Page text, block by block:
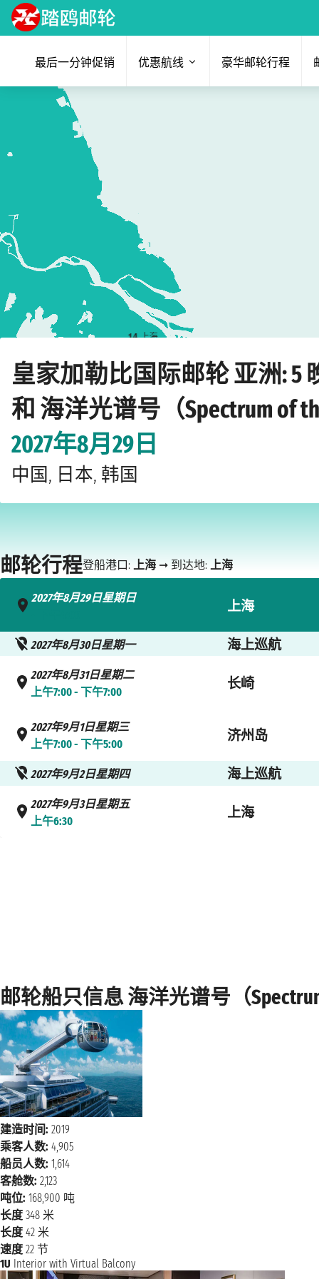
最后一分钟促销 优惠航线 豪华邮轮行程
14 上海
皇家加勒比国际邮轮 亚洲: 5
和 海洋光谱号（Spectrum of
2027年8月29日
中国, 日本, 韩国
邮轮行程登船港口: 上海 ➞ 到达地: 上海
2027年8月29日星期日
上海
2027年8月30日星期一 海上巡航
2027年8月31日星期二
上午7:00 - 下午7:00
长崎
2027年9月1日星期三
上午7:00 - 下午5:00
济州岛
2027年9月2日星期四 海上巡航
2027年9月3日星期五
上午6:30
上海
邮轮船只信息 海洋光谱号（
建造时间: 2019
乘客人数: 4,905
船员人数: 1,614
客舱数: 2,123
吨位: 168,900 吨
长度 348 米
长度 42 米
速度 22 节
1U Interior with Virtual Balcony